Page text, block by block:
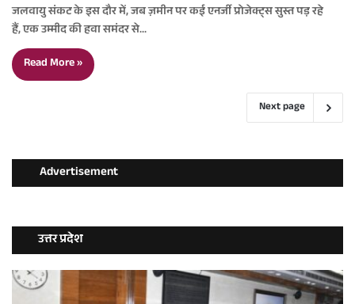
जलवायु संकट के इस दौर में, जब ज़मीन पर कई एनर्जी प्रोजेक्ट्स सुस्त पड़ रहे
हैं, एक उम्मीद की हवा समंदर से…
Read More »
Next page
Advertisement
उत्तर प्रदेश